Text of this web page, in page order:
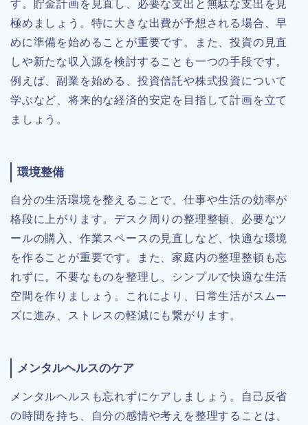
す。貯金計画を見直し、必要な支出と無駄な支出を見
極めましょう。特に大きな出費が予想される場合、早
めに準備を始めることが重要です。また、投資の見直
しや新たな収入源を検討することも一つの手段です。
例えば、副業を始める、投資信託や株式投資について
学ぶなど、将来的な経済的安定を目指して計画を立て
ましょう。
環境整備
自分の生活環境を整えることで、仕事や生活の効率が
格段に上がります。デスク周りの整理整頓、必要なツ
ールの購入、作業スペースの見直しなど、快適な環境
を作ることが重要です。また、家庭内の整理整頓も忘
れずに。不要なものを整理し、シンプルで快適な生活
空間を作りましょう。これにより、日常生活がスムー
ズに進み、ストレスの軽減にも繋がります。
メンタルヘルスのケア
メンタルヘルスも忘れずにケアしましょう。自己反省
の時間を持ち、自分の感情や考えを整理することは、